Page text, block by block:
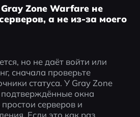
Zone Warfare не
а не из-за моего
но не даёт войти или
сначала проверьте
статуса. У Gray Zone
окна
серверов и
Если это как раз